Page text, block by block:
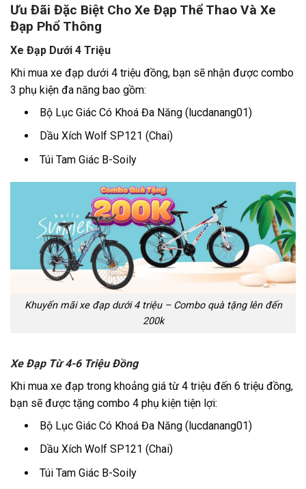
Ưu Đãi Đặc Biệt Cho Xe Đạp Thể Thao Và Xe
Đạp Phổ Thông
Xe Đạp Dưới 4 Triệu
Khi mua xe đạp dưới 4 triệu đồng, bạn sẽ nhận được combo
3 phụ kiện đa năng bao gồm:
Bộ Lục Giác Có Khoá Đa Năng (lucdanang01)
Dầu Xích Wolf SP121 (Chai)
Túi Tam Giác B-Soily
Khuyến mãi xe đạp dưới 4 triệu – Combo quà tặng lên đến
200k
Xe Đạp Từ 4-6 Triệu Đồng
Khi mua xe đạp trong khoảng giá từ 4 triệu đến 6 triệu đồng,
bạn sẽ được tặng combo 4 phụ kiện tiện lợi:
Bộ Lục Giác Có Khoá Đa Năng (lucdanang01)
Dầu Xích Wolf SP121 (Chai)
Túi Tam Giác B-Soily